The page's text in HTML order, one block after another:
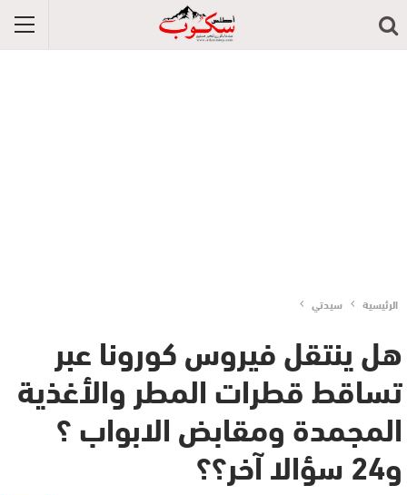
الرئيسية سيدتي
هل ينتقل فيروس كورونا عبر
تساقط قطرات المطر والأغذية
المجمدة ومقابض الابواب ؟
و24 سؤالا آخر؟؟